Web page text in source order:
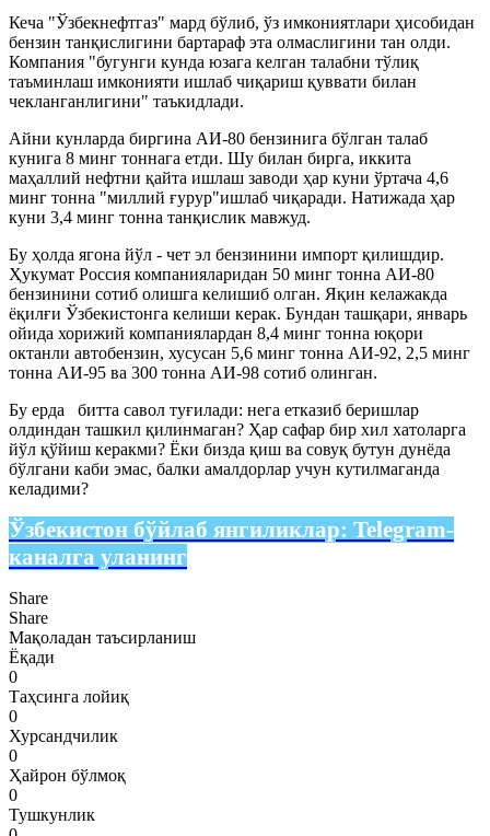
Кеча "Ўзбекнефтгаз" мард бўлиб, ўз имкониятлари ҳисобидан
бензин танқислигини бартараф эта олмаслигини тан олди.
Компания "бугунги кунда юзага келган талабни тўлиқ
таъминлаш имконияти ишлаб чиқариш қуввати билан
чекланганлигини" таъкидлади.
Айни кунларда биргина АИ-80 бензинига бўлган талаб
кунига 8 минг тоннага етди. Шу билан бирга, иккита
маҳаллий нефтни қайта ишлаш заводи ҳар куни ўртача 4,6
минг тонна "миллий ғурур"ишлаб чиқаради. Натижада ҳар
куни 3,4 минг тонна танқислик мавжуд.
Бу ҳолда ягона йўл - чет эл бензинини импорт қилишдир.
Ҳукумат Россия компанияларидан 50 минг тонна АИ-80
бензинини сотиб олишга келишиб олган. Яқин келажакда
ёқилғи Ўзбекистонга келиши керак. Бундан ташқари, январь
ойида хорижий компаниялардан 8,4 минг тонна юқори
октанли автобензин, хусусан 5,6 минг тонна АИ-92, 2,5 минг
тонна АИ-95 ва 300 тонна АИ-98 сотиб олинган.
Бу ерда битта савол туғилади: нега етказиб беришлар
олдиндан ташкил қилинмаган? Ҳар сафар бир хил хатоларга
йўл қўйиш керакми? Ёки бизда қиш ва совуқ бутун дунёда
бўлгани каби эмас, балки амалдорлар учун кутилмаганда
келадими?
Ўзбекистон бўйлаб янгиликлар: Telegram-
каналга уланинг
Share
Share
Мақоладан таъсирланиш
Ёқади
0
Таҳсинга лойиқ
0
Хурсандчилик
0
Ҳайрон бўлмоқ
0
Тушкунлик